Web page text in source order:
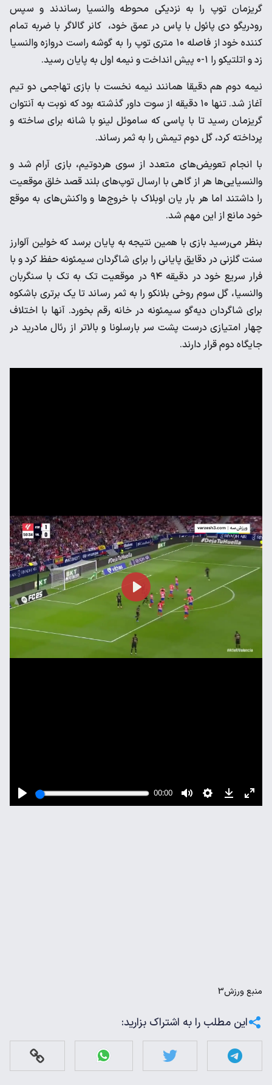
گریزمان توپ را به نزدیکی محوطه والنسیا رساندند و سپس
رودریگو دی پائول با پاس در عمق خود، کانر گالاگر با ضربه تمام
کننده خود از فاصله ۱۰ متری توپ را به گوشه راست دروازه والنسیا
زد و اتلتیکو را ۱-۰ پیش انداخت و نیمه اول به پایان رسید.
نیمه دوم هم دقیقا همانند نیمه نخست با بازی تهاجمی دو تیم
آغاز شد‌. تنها ۱۰ دقیقه از سوت داور گذشته بود که نوبت به آنتوان
گریزمان رسید تا با پاسی که ساموئل لینو با شانه برای ساخته و
پرداخته کرد، گل دوم تیمش را به ثمر رساند.
با انجام تعویض‌های متعدد از سوی هردوتیم، بازی آرام شد و
والنسیایی‌ها هر از گاهی با ارسال توپ‌های بلند قصد خلق موقعیت
را داشتند اما هر بار یان اوبلاک با خروج‌ها و واکنش‌های به موقع
خود مانع از این مهم شد.
بنظر می‌رسید بازی با همین نتیجه به پایان برسد که خولین آلوارز
سنت گلزنی در دقایق پایانی را برای شاگردان سیمئونه حفظ کرد و با
فرار سریع خود در دقیقه ۹۴ در موقعیت تک به تک با سنگربان
والنسیا، گل سوم روخی بلانکو را به ثمر رساند تا یک برتری باشکوه
برای شاگردان دیه‌گو سیمئونه در خانه رقم بخورد. آنها با اختلاف
چهار امتیازی درست پشت سر بارسلونا و بالاتر از رئال مادرید در
جایگاه دوم قرار دارند.
منبعورزش3
این مطلب را به اشتراک بزارید: